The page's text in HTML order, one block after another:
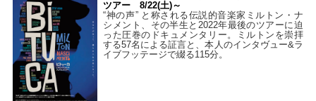
ツアー 8/22(土)～
“神の声” と称される伝説的音楽家ミルトン・ナ
シメント、その半生と2022年最後のツアーに迫
った圧巻のドキュメンタリー。ミルトンを崇拝
する57名による証言と、本人のインタヴュー&ラ
イブフッテージで綴る115分。